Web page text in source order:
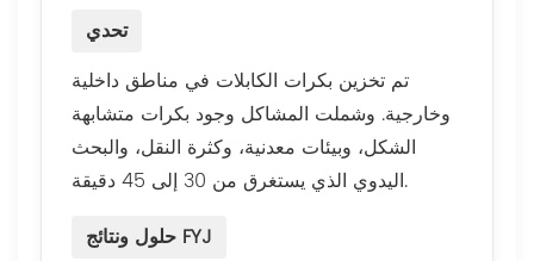
تحدي
تم تخزين بكرات الكابلات في مناطق داخلية
وخارجية. وشملت المشاكل وجود بكرات متشابهة
الشكل، وبيئات معدنية، وكثرة النقل، والبحث
اليدوي الذي يستغرق من 30 إلى 45 دقيقة.
حلول ونتائج FYJ